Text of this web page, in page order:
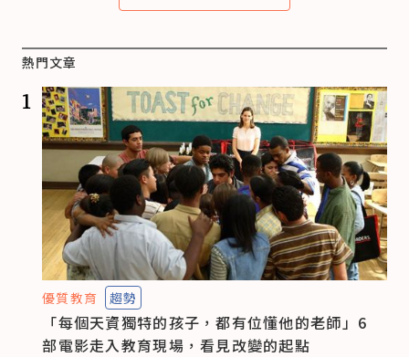
熱門文章
1
優質教育 趨勢
「每個天資獨特的孩子，都有位懂他的老師」6
部電影走入教育現場，看見改變的起點